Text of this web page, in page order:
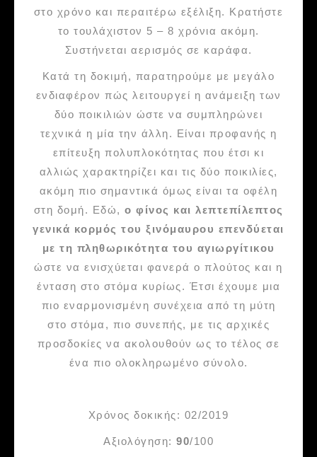
στο χρόνο και περαιτέρω εξέλιξη. Κρατήστε
το τουλάχιστον 5 – 8 χρόνια ακόμη.
Συστήνεται αερισμός σε καράφα.
Κατά τη δοκιμή, παρατηρούμε με μεγάλο
ενδιαφέρον πώς λειτουργεί η ανάμειξη των
δύο ποικιλιών ώστε να συμπληρώνει
τεχνικά η μία την άλλη. Είναι προφανής η
επίτευξη πολυπλοκότητας που έτσι κι
αλλιώς χαρακτηρίζει και τις δύο ποικιλίες,
ακόμη πιο σημαντικά όμως είναι τα οφέλη
στη δομή. Εδώ, ο φίνος και λεπτεπίλεπτος
γενικά κορμός του ξινόμαυρου επενδύεται
με τη πληθωρικότητα του αγιωργίτικου
ώστε να ενισχύεται φανερά ο πλούτος και η
ένταση στο στόμα κυρίως. Έτσι έχουμε μια
πιο εναρμονισμένη συνέχεια από τη μύτη
στο στόμα, πιο συνεπής, με τις αρχικές
προσδοκίες να ακολουθούν ως το τέλος σε
ένα πιο ολοκληρωμένο σύνολο.
Χρόνος δοκικής: 02/2019
Αξιολόγηση: 90/100